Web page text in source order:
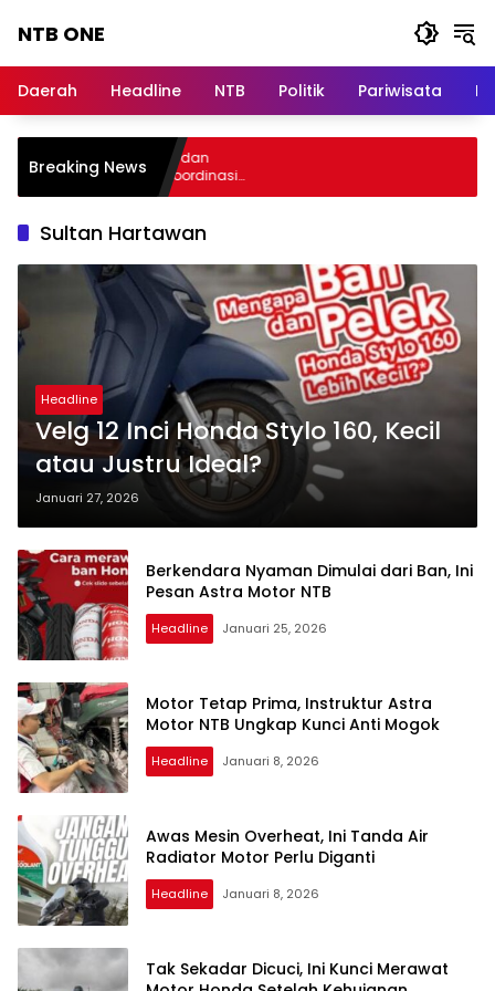
NTB ONE
dan
Lombok
Daerah Headline NTB Politik Pariwisata
Breaking News
Jasa Raharja dan
PANRB Perkuat Koordinasi
Kepatuhan PKB dan SWDKLLJ
Sultan Hartawan
Headline
Velg 12 Inci Honda Stylo 160, Kecil
atau Justru Ideal?
Januari 27, 2026
Berkendara Nyaman Dimulai dari Ban, Ini
Pesan Astra Motor NTB
Headline Januari 25, 2026
Motor Tetap Prima, Instruktur Astra
Motor NTB Ungkap Kunci Anti Mogok
Headline Januari 8, 2026
Awas Mesin Overheat, Ini Tanda Air
Radiator Motor Perlu Diganti
Headline Januari 8, 2026
Tak Sekadar Dicuci, Ini Kunci Merawat